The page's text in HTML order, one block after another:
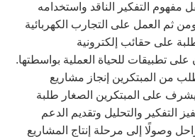
التفكير الناقد واستخدامه
ثم العمل على التجارب الكهربائية
على حقائب إلكترونية
تطبيقات للحياة العملية بواسطتها.
من المبتكرين إنجاز مشاريع
على المبتكرين الصغار طلبة
التفكير والتحليل وتقديم الدعم
وصولًا إلى مرحلة إنتاج المشاريع